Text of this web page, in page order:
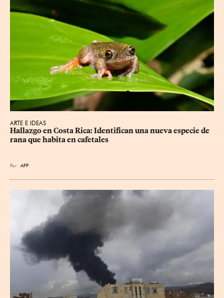
ARTE E IDEAS
Hallazgo en Costa Rica: Identifican una nueva especie de
rana que habita en cafetales
Por AFP